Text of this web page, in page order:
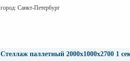
город: Санкт-Петербург
Стеллаж паллетный 2000х1000х2700 1